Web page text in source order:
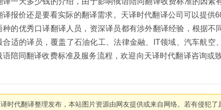
报价还是要看实际的翻译需求。天译时代翻译公司可以提供
种的优秀口译翻译人员，资深译员都有涉外翻译经验，根据不
合适的译员，覆盖了石油化工、法律金融、IT领域、汽车航空
陪同翻译收费标准及服务流程，欢迎向天译时代翻译咨询或
译时代翻译整理发布，本站图片资源由网友提供或来自网络。若有侵犯